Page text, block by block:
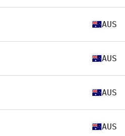
AUS
AUS
AUS
AUS